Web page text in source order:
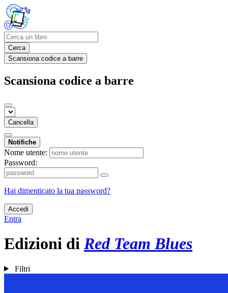
Cerca
Scansiona codice a barre
Scansiona codice a barre
Cancella
Notifiche
Nome utente:
Password:
Hai dimenticato la tua password?
Accedi
Entra
Edizioni di Red Team Blues
Filtri